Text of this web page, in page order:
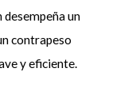
un
contrapeso
y eficiente.